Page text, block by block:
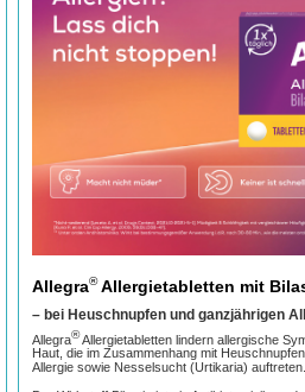
Allegra®Allergietabletten mit
– bei Heuschnupfen und ganzjährigen
Allegra®Allergietabletten lindern allergische
Haut, die im Zusammenhang mit
Allergie sowie Nesselsucht (Urtikaria) auftreten.